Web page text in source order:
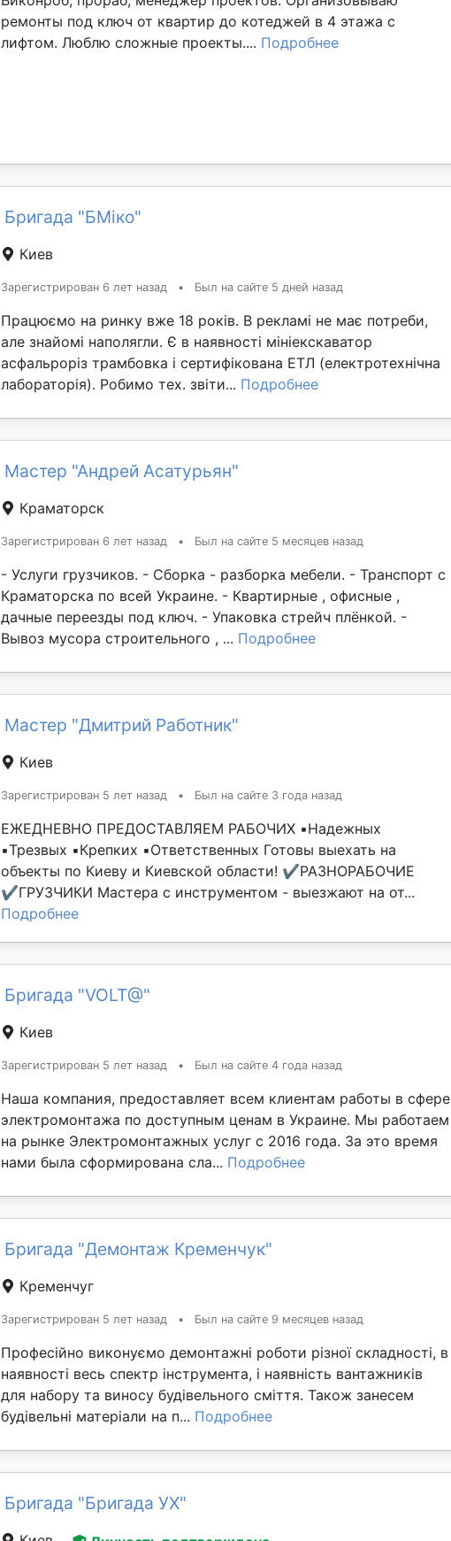
ремонты под ключ от квартир до котеджей в 4 этажа с
лифтом. Люблю сложные проекты.... Подробнее
Бригада "БМіко"
Киев
Зарегистрирован 6 лет назад • Был на сайте 5 дней назад
Працюємо на ринку вже 18 років. В рекламі не має потреби,
але знайомі наполягли. Є в наявності мініекскаватор
асфальроріз трамбовка і сертифікована ЕТЛ (електротехнічна
лабораторія). Робимо тех. звіти... Подробнее
Мастер "Андрей Асатурьян"
Краматорск
Зарегистрирован 6 лет назад • Был на сайте 5 месяцев назад
- Услуги грузчиков. - Сборка - разборка мебели. - Транспорт с
Краматорска по всей Украине. - Квартирные , офисные ,
дачные переезды под ключ. - Упаковка стрейч плёнкой. -
Вывоз мусора строительного , ... Подробнее
Мастер "Дмитрий Работник"
Киев
Зарегистрирован 5 лет назад • Был на сайте 3 года назад
ЕЖЕДНЕВНО ПРЕДОСТАВЛЯЕМ РАБОЧИХ ▪️Надежных
▪️Трезвых ▪️Крепких ▪️Ответственных Готовы выехать на
объекты по Киеву и Киевской области! ✔️РАЗНОРАБОЧИЕ
✔️ГРУЗЧИКИ Мастера с инструментом - выезжают на от...
Подробнее
Бригада "VOLT@"
Киев
Зарегистрирован 5 лет назад • Был на сайте 4 года назад
Наша компания, предоставляет всем клиентам работы в сфере
электромонтажа по доступным ценам в Украине. Мы работаем
на рынке Электромонтажных услуг с 2016 года. За это время
нами была сформирована сла... Подробнее
Бригада "Демонтаж Кременчук"
Кременчуг
Зарегистрирован 5 лет назад • Был на сайте 9 месяцев назад
Професійно виконуємо демонтажні роботи різної складності, в
наявності весь спектр інструмента, і наявність вантажників
для набору та виносу будівельного сміття. Також занесем
будівельні матеріали на п... Подробнее
Бригада "Бригада УХ"